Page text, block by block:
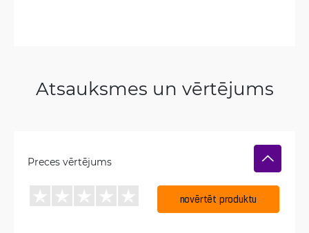
Atsauksmes un vērtējums
Preces vērtējums
novērtēt produktu